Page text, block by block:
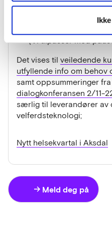
14.30 Dialogrunde –
Ca. 15.00 Veien
(Vi tilpasser med
Det vises til veiledende
utfyllende info om behov
samt oppsummeringer
dialogkonferansen 2/11-
særlig til leverandører av
velferdsteknologi;
Nytt helsekvartal i Aksdal
Meld deg på